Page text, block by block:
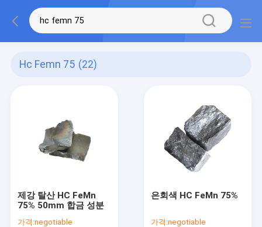
Hc Femn 75 (22)
제강 탈산 HC FeMn
75% 50mm 합금 성분
가격:negotiable
은회색 HC FeMn 75%
가격:negotiable